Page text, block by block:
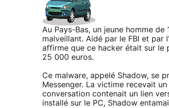
Au Pays-Bas, un jeune homme
malveillant. Aidé par le FBI et par
affirme que ce hacker était sur le
25 000 euros.
Ce malware, appelé Shadow, se
Messenger. La victime recevait
conversation contenait un lien
installé sur le PC, Shadow